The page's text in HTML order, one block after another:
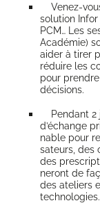
Venez-
solu­tion Infor
PCM… Les
Aca­dé­mie)
aider à tirer
réduire les
pour
décisions.
Pen­dant 2
d’échange
nable pour
sa­teurs, des
des
ne­ront de
des ate­liers
technologies.